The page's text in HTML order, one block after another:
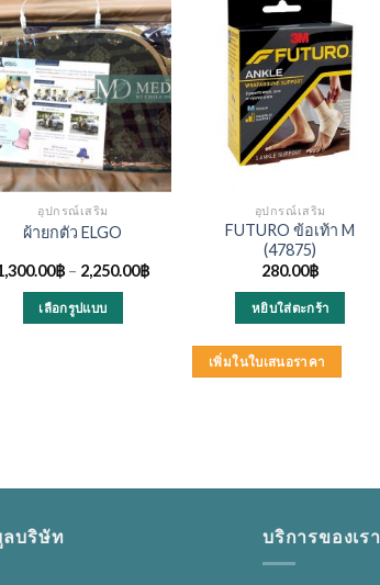
อุปกรณ์เสริม
ผ้ายกตัว ELGO
฿ – 2,250.00฿
เลือกรูปแบบ
options
อุปกรณ์เสริม
FUTURO ข้อเท้า M
(47875)
280.00฿
หยิบใส่ตะกร้า
เพิ่มในใบเสนอราคา
บริษัท บริการของเรา